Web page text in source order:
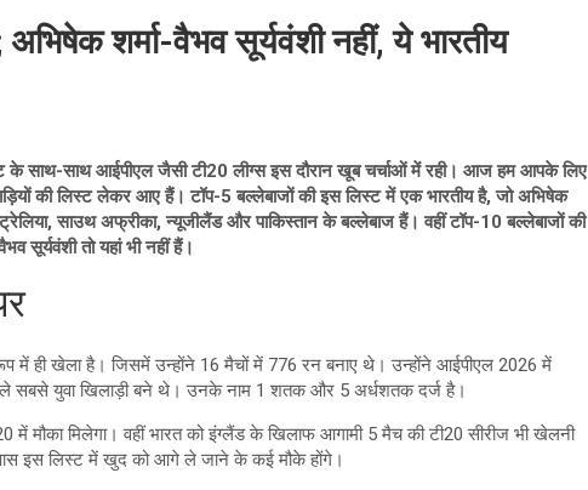
शर्मा-वैभव सूर्यवंशी नहीं, ये भारतीय
साथ-साथ आईपीएल जैसी टी20 लीग्स इस दौरान खूब चर्चाओं में रही। आज हम आपके लिए
की लिस्ट लेकर आए हैं। टॉप-5 बल्लेबाजों की इस लिस्ट में एक भारतीय है, जो अभिषेक
साउथ अफ्रीका, न्यूजीलैंड और पाकिस्तान के बल्लेबाज हैं। वहीं टॉप-10 बल्लेबाजों की
सूर्यवंशी तो यहां भी नहीं हैं।
में ही खेला है। जिसमें उन्होंने 16 मैचों में 776 रन बनाए थे। उन्होंने आईपीएल 2026 में
सबसे युवा खिलाड़ी बने थे। उनके नाम 1 शतक और 5 अर्धशतक दर्ज है।
मौका मिलेगा। वहीं भारत को इंग्लैंड के खिलाफ आगामी 5 मैच की टी20 सीरीज भी खेलनी
इस लिस्ट में खुद को आगे ले जाने के कई मौके होंगे।